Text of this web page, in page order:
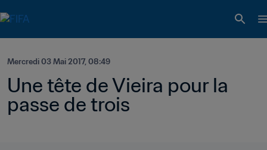
Mercredi 03 Mai 2017, 08:49
Une tête de Vieira pour la
passe de trois